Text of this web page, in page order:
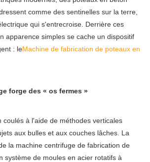
comme des sentinelles sur la terre,
qui s'entrecroise. Derrière ces
apparence simples se cache un dispositif
: leMachine de fabrication de poteaux en
forge des « os fermes »
coulés à l'aide de méthodes verticales
aux bulles et aux couches lâches. La
la machine centrifuge de fabrication de
système de moules en acier rotatifs à